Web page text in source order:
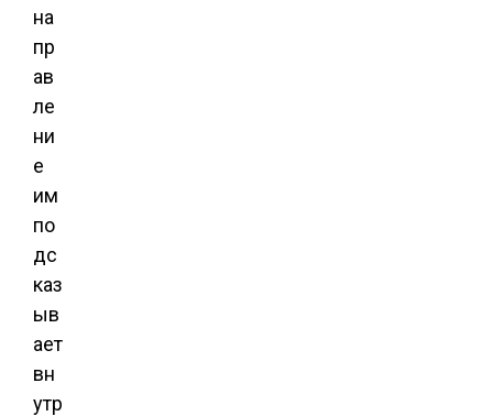
на
пр
ав
ле
ни
е
им
по
дс
каз
ыв
ает
вн
утр